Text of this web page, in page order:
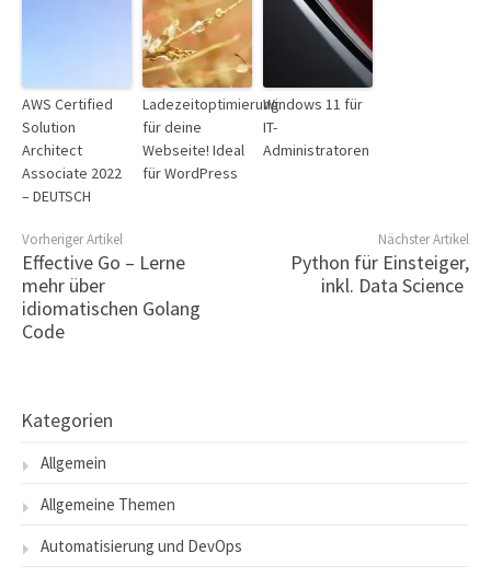
AWS Certified
Solution
Architect
Associate 2022
– DEUTSCH
Ladezeitoptimierung
für deine
Webseite! Ideal
für WordPress
Windows 11 für
IT-
Administratoren
Vorheriger Artikel
Effective Go – Lerne
mehr über
idiomatischen Golang
Code
Nächster Artikel
Python für Einsteiger,
inkl. Data Science
Kategorien
Allgemein
Allgemeine Themen
Automatisierung und DevOps